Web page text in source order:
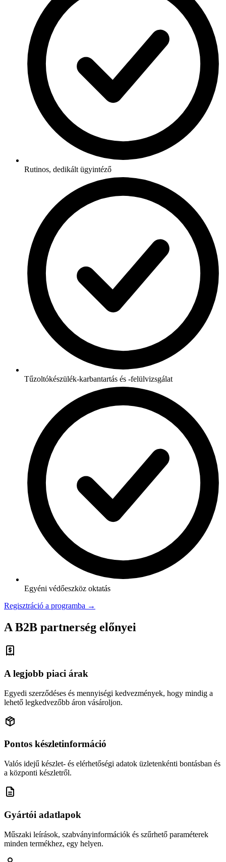
Rutinos, dedikált ügyintéző
Tűzoltókészülék-karbantartás és -felülvizsgálat
Egyéni védőeszköz oktatás
Regisztráció a programba →
A B2B partnerség előnyei
A legjobb piaci árak
Egyedi szerződéses és mennyiségi kedvezmények, hogy mindig a
lehető legkedvezőbb áron vásároljon.
Pontos készletinformáció
Valós idejű készlet- és elérhetőségi adatok üzletenkénti bontásban és
a központi készletről.
Gyártói adatlapok
Műszaki leírások, szabványinformációk és szűrhető paraméterek
minden termékhez, egy helyen.